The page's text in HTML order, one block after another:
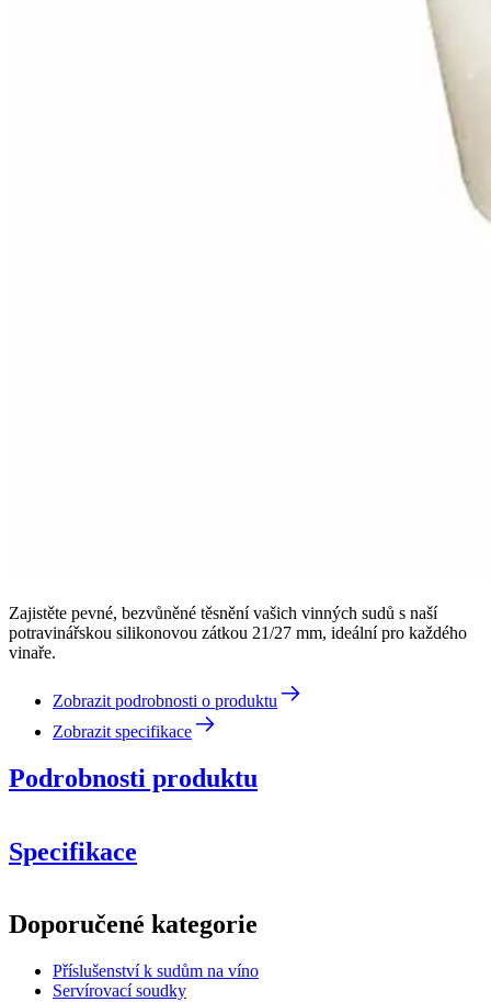
Zajistěte pevné, bezvůněné těsnění vašich vinných sudů s naší
potravinářskou silikonovou zátkou 21/27 mm, ideální pro každého
vinaře.
Zobrazit podrobnosti o produktu
Zobrazit specifikace
Podrobnosti produktu
Specifikace
Číslo produktuBRSI25
Rozměry (ŠxVxH cm)
Doporučené kategorie
Příslušenství k sudům na víno
Servírovací soudky